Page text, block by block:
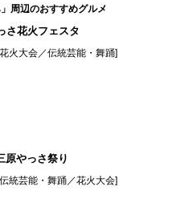
周辺のおすすめグルメ
さ花火フェスタ
火大会／伝統芸能・舞踊]
原やっさ祭り
統芸能・舞踊／花火大会]